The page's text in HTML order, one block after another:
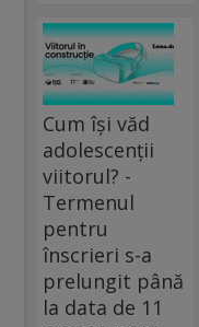
Cum își văd
adolescenții
viitorul? -
Termenul
pentru
înscrieri s-a
prelungit până
la data de 11